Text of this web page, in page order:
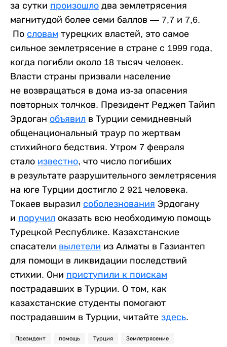
за сутки произошло два землетрясения
магнитудой более семи баллов — 7,7 и 7,6.
По словам турецких властей, это самое
сильное землетрясение в стране с 1999 года,
когда погибли около 18 тысяч человек.
Власти страны призвали население
не возвращаться в дома из-за опасения
повторных толчков. Президент Реджеп Тайип
Эрдоган объявил в Турции семидневный
общенациональный траур по жертвам
стихийного бедствия. Утром 7 февраля
стало известно, что число погибших
в результате разрушительного землетрясения
на юге Турции достигло 2 921 человека.
Токаев выразил соболезнования Эрдогану
и поручил оказать всю необходимую помощь
Турецкой Республике. Казахстанские
спасатели вылетели из Алматы в Газиантеп
для помощи в ликвидации последствий
стихии. Они приступили к поискам
пострадавших в Турции. О том, как
казахстанские студенты помогают
пострадавшим в Турции, читайте здесь.
Президент помощь Турция Землетрясение